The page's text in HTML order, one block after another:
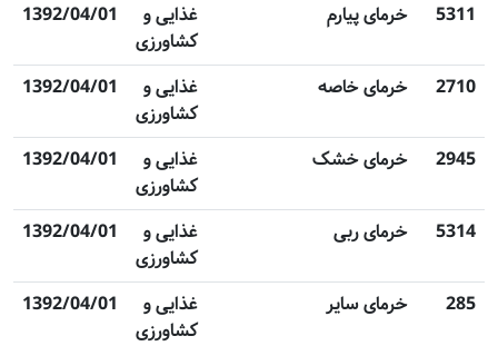
5311 خرمای پیارم
غذایی و
کشاورزی
1392/04/01
2710 خرمای خاصه
غذایی و
کشاورزی
1392/04/01
2945 خرمای خشک
غذایی و
کشاورزی
1392/04/01
5314 خرمای ربی
غذایی و
کشاورزی
1392/04/01
285 خرمای سایر
غذایی و
کشاورزی
1392/04/01